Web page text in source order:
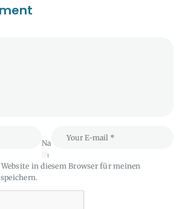
Na
m
in diesem Browser für meinen